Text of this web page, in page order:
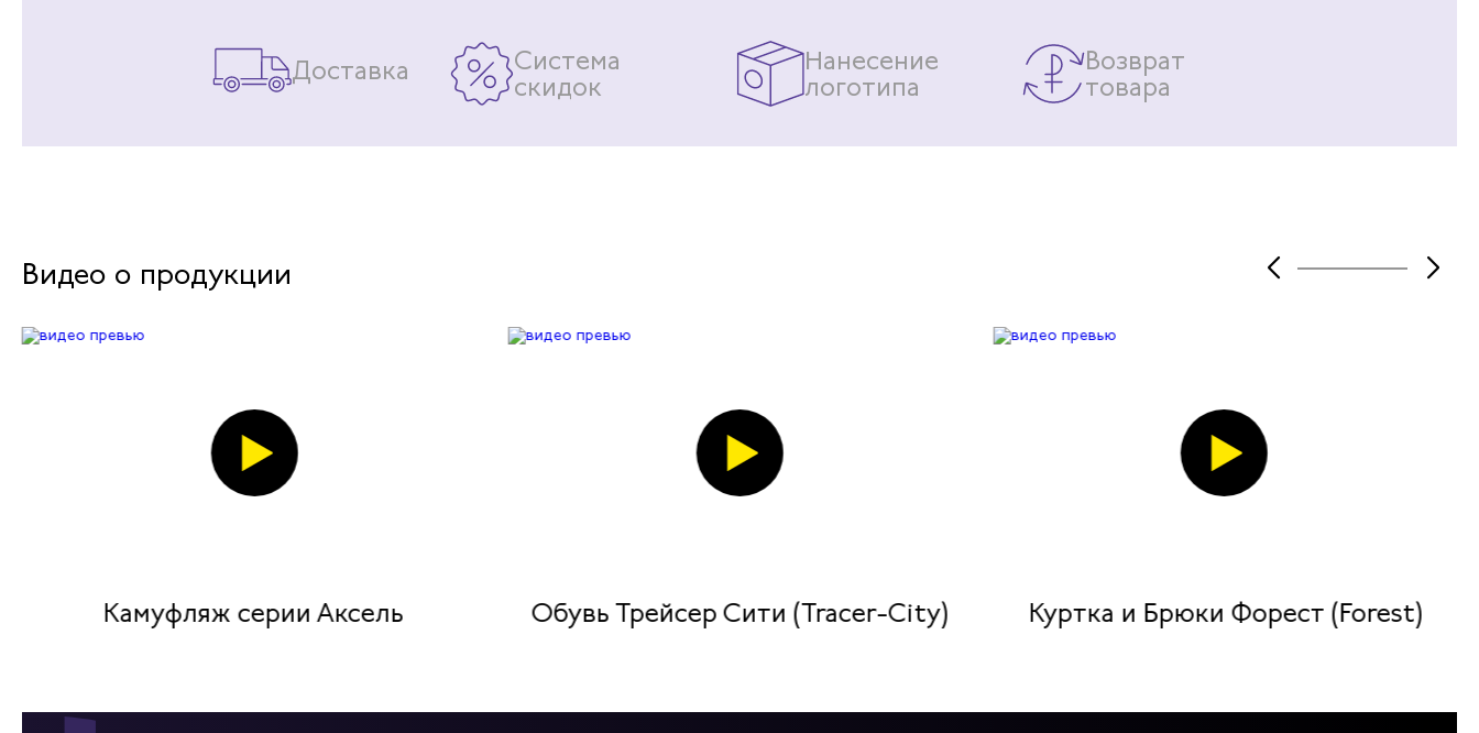
Доставка Система
скидок
Нанесение
логотипа
Возврат
товара
Видео о продукции
Камуфляж серии Аксель Обувь Трейсер Сити (Tracer-City) Куртка и Брюки Форест (Forest)